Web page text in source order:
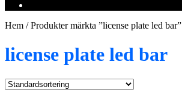
Hem /Produkter märkta ”license plate led bar”
license plate led bar